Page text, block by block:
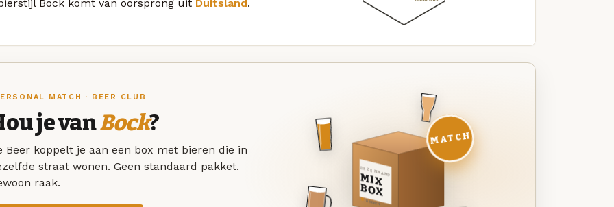
Bock komt van oorsprong uit Duitsland.
MATCH · BEER CLUB
je vanBock?
Beer koppelt je aan een box met bieren die in
straat wonen. Geen standaard pakket.
raak.
DEZE MAAND
MIX
BOX
8 BIEREN
MATCH